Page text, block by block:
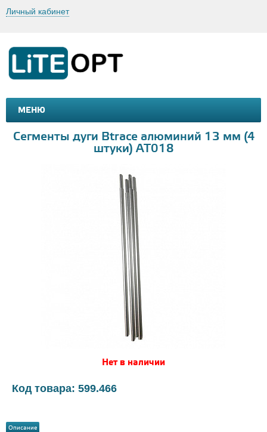
Личный кабинет
МЕНЮ
МАШИНКИ И МОТОЦИКЛЫ
Сегменты дуги Btrace алюминий 13 мм (4
штуки) AT018
Нет в наличии
Код товара: 599.466
Описание